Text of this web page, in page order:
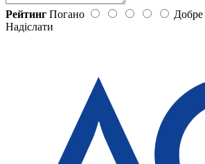
Рейтинг Погано
Добре
Надіслати